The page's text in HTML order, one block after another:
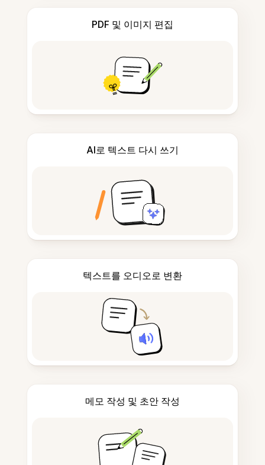
PDF 및 이미지 편집
AI로 텍스트 다시 쓰기
텍스트를 오디오로 변환
메모 작성 및 초안 작성